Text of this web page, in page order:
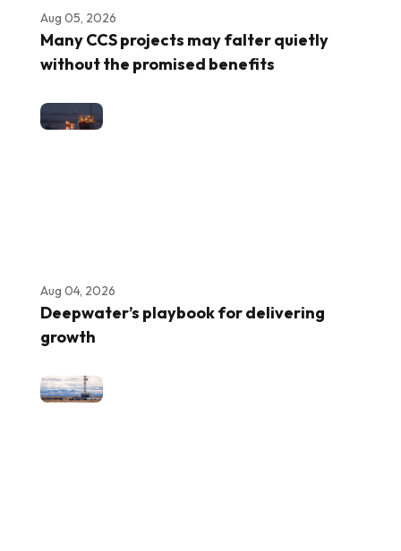
Aug 05, 2026
Many CCS projects may falter quietly
without the promised benefits
Aug 04, 2026
Deepwater’s playbook for delivering
growth